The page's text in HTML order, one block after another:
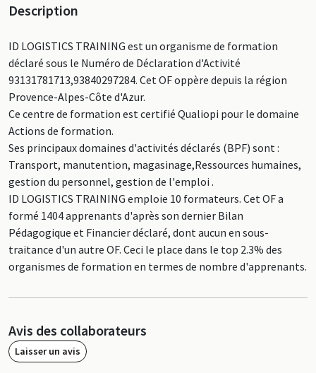
Description
ID LOGISTICS TRAINING est un organisme de formation
déclaré sous le Numéro de Déclaration d'Activité
93131781713,93840297284. Cet OF oppère depuis la région
Provence-Alpes-Côte d'Azur.
Ce centre de formation est certifié Qualiopi pour le domaine
Actions de formation.
Ses principaux domaines d'activités déclarés (BPF) sont :
Transport, manutention, magasinage,Ressources humaines,
gestion du personnel, gestion de l'emploi .
ID LOGISTICS TRAINING emploie 10 formateurs. Cet OF a
formé 1404 apprenants d'après son dernier Bilan
Pédagogique et Financier déclaré, dont aucun en sous-
traitance d'un autre OF. Ceci le place dans le top 2.3% des
organismes de formation en termes de nombre d'apprenants.
Avis des collaborateurs
Laisser un avis